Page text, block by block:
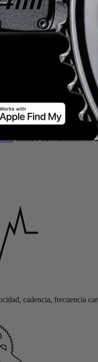
aplicación 4iiii Ride para
en tu Apple Watch.
entrenamiento en Apple
tus datos a cualquier
cardíaca no solo de 4iiii,
, añadirá automáticamente
cadencia, frecuencia